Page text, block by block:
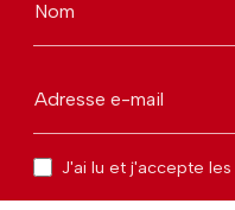
Nom
Adresse e-mail
J'ai lu et j'accepte les